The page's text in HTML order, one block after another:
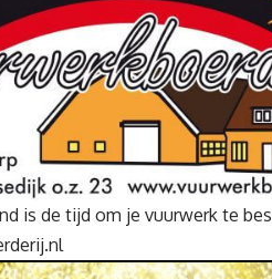
is de tijd om je vuurwerk te